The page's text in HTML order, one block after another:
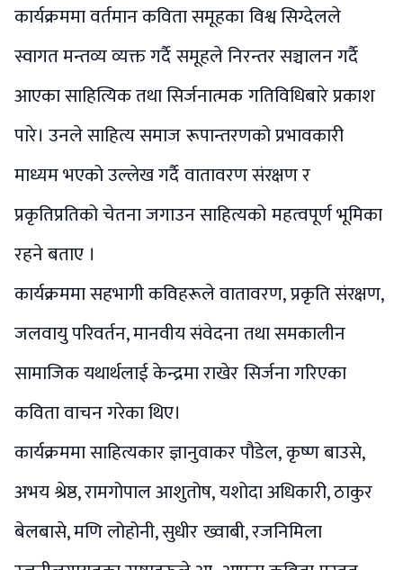
कार्यक्रममा वर्तमान कविता समूहका विश्व सिग्देलले
स्वागत मन्तव्य व्यक्त गर्दै समूहले निरन्तर सञ्चालन गर्दै
आएका साहित्यिक तथा सिर्जनात्मक गतिविधिबारे प्रकाश
पारे। उनले साहित्य समाज रूपान्तरणको प्रभावकारी
माध्यम भएको उल्लेख गर्दै वातावरण संरक्षण र
प्रकृतिप्रतिको चेतना जगाउन साहित्यको महत्वपूर्ण भूमिका
रहने बताए ।
कार्यक्रममा सहभागी कविहरूले वातावरण, प्रकृति संरक्षण,
जलवायु परिवर्तन, मानवीय संवेदना तथा समकालीन
सामाजिक यथार्थलाई केन्द्रमा राखेर सिर्जना गरिएका
कविता वाचन गरेका थिए।
कार्यक्रममा साहित्यकार ज्ञानुवाकर पौडेल, कृष्ण बाउसे,
अभय श्रेष्ठ, रामगोपाल आशुतोष, यशोदा अधिकारी, ठाकुर
बेलबासे, मणि लोहोनी, सुधीर ख्वाबी, रजनिमिला